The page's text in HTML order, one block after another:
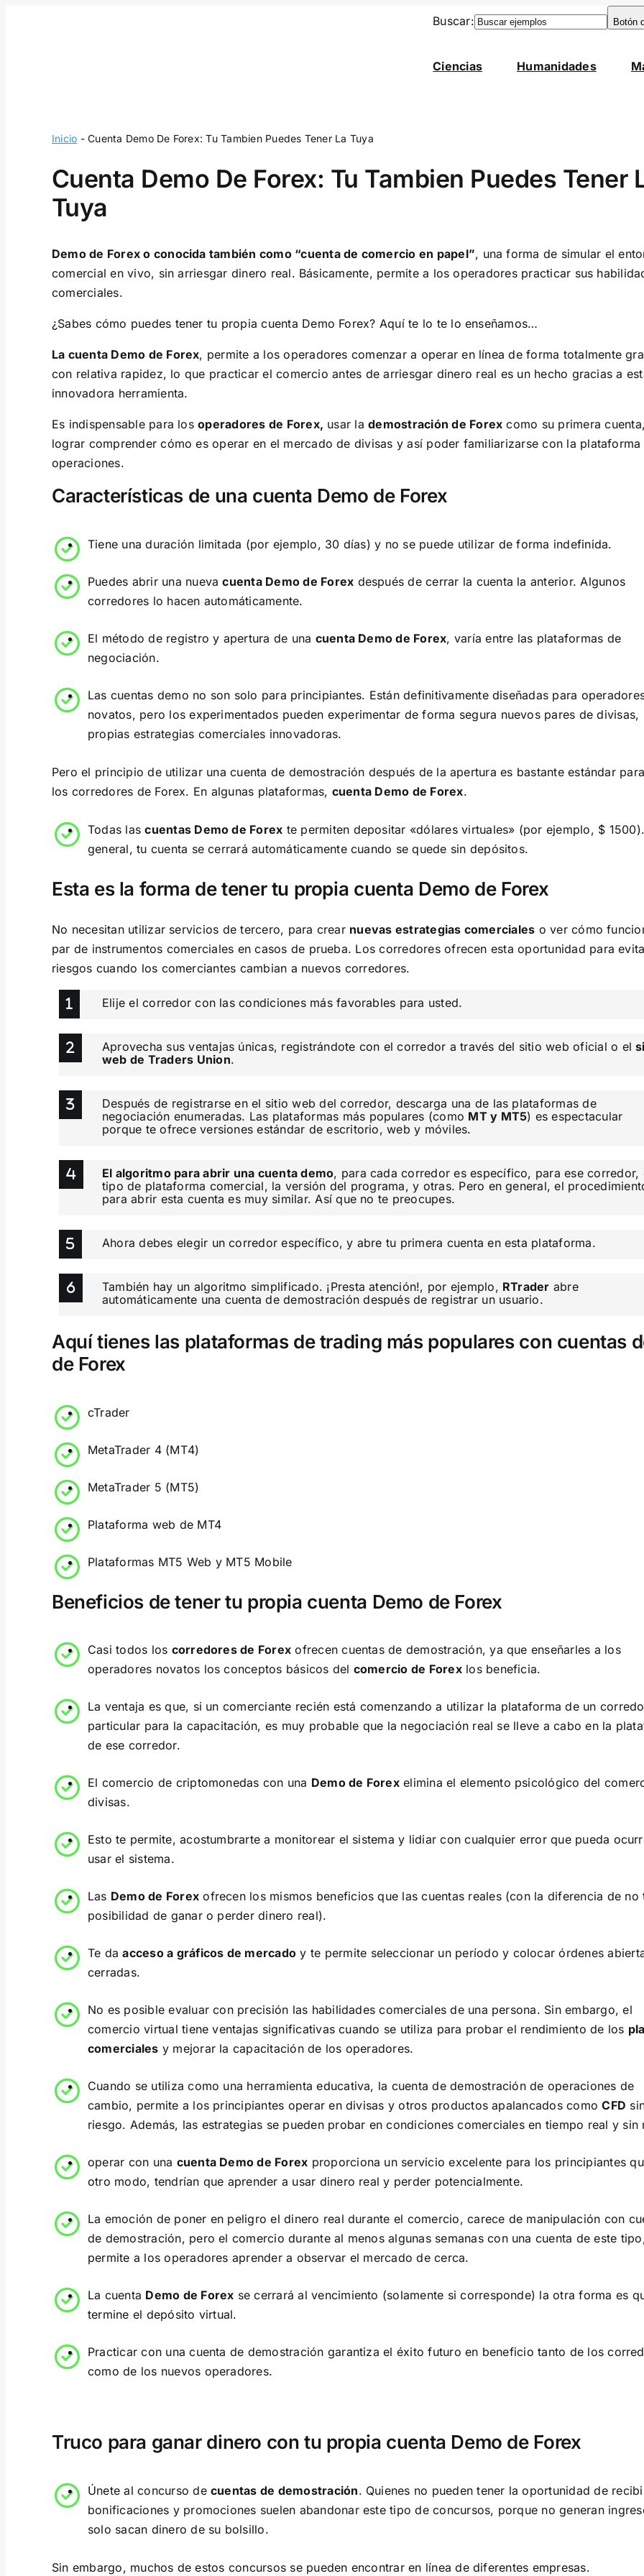
Buscar: Botón
Ciencias Humanidades
Inicio -Cuenta Demo De Forex: Tu Tambien Puedes Tener La Tuya
Cuenta Demo De Forex: Tu Tambien Puedes Tener
Tuya
Demo de Forex o conocida también como “cuenta de comercio en papel”, una forma de simular el
comercial en vivo, sin arriesgar dinero real. Básicamente, permite a los operadores practicar sus
comerciales.
¿Sabes cómo puedes tener tu propia cuenta Demo Forex? Aquí te lo te lo enseñamos…
La cuenta Demo de Forex, permite a los operadores comenzar a operar en línea de forma totalmente
con relativa rapidez, lo que practicar el comercio antes de arriesgar dinero real es un hecho gracias a
innovadora herramienta.
Es indispensable para losoperadores de Forex, usar lademostración de Forex como su primera
lograr comprender cómo es operar en el mercado de divisas y así poder familiarizarse con la plataforma
operaciones.
Características de una cuenta Demo de Forex
Tiene una duración limitada (por ejemplo, 30 días) y no se puede utilizar de forma indefinida.
Puedes abrir una nuevacuenta Demo de Forex después de cerrar la cuenta la anterior. Algunos
corredores lo hacen automáticamente.
El método de registro y apertura de una cuenta Demo de Forex, varía entre las plataformas de
negociación.
Las cuentas demo no son solo para principiantes. Están definitivamente diseñadas para
novatos, pero los experimentados pueden experimentar de forma segura nuevos pares de divisas,
propias estrategias comerciales innovadoras.
Pero el principio de utilizar una cuenta de demostración después de la apertura es bastante estándar
los corredores de Forex. En algunas plataformas, cuenta Demo de Forex.
Todas lascuentas Demo de Forex te permiten depositar «dólares virtuales» (por ejemplo, $
general, tu cuenta se cerrará automáticamente cuando se quede sin depósitos.
Esta es la forma de tener tu propia cuenta Demo de Forex
No necesitan utilizar servicios de tercero, para crear nuevas estrategias comerciales o ver cómo
par de instrumentos comerciales en casos de prueba. Los corredores ofrecen esta oportunidad para
riesgos cuando los comerciantes cambian a nuevos corredores.
Elije el corredor con las condiciones más favorables para usted.
Aprovecha sus ventajas únicas, registrándote con el corredor a través del sitio web oficial o el
web de Traders Union.
Después de registrarse en el sitio web del corredor, descarga una de las plataformas de
negociación enumeradas. Las plataformas más populares (como MT y MT5) es espectacular
porque te ofrece versiones estándar de escritorio, web y móviles.
El algoritmo para abrir una cuenta demo, para cada corredor es específico, para ese corredor,
tipo de plataforma comercial, la versión del programa, y otras. Pero en general, el
para abrir esta cuenta es muy similar. Así que no te preocupes.
Ahora debes elegir un corredor específico, y abre tu primera cuenta en esta plataforma.
También hay un algoritmo simplificado. ¡Presta atención!, por ejemplo, RTrader abre
automáticamente una cuenta de demostración después de registrar un usuario.
Aquí tienes las plataformas de trading más populares con cuentas
de Forex
cTrader
MetaTrader 4 (МТ4)
MetaTrader 5 (МТ5)
Plataforma web de MT4
Plataformas MT5 Web y MT5 Mobile
Beneficios de tener tu propia cuenta Demo de Forex
Casi todos los corredores de Forex ofrecen cuentas de demostración, ya que enseñarles a los
operadores novatos los conceptos básicos del comercio de Forexlos beneficia.
La ventaja es que, si un comerciante recién está comenzando a utilizar la plataforma de un
particular para la capacitación, es muy probable que la negociación real se lleve a cabo en la
de ese corredor.
El comercio de criptomonedas con una Demo de Forexelimina el elemento psicológico del
divisas.
Esto te permite, acostumbrarte a monitorear el sistema y lidiar con cualquier error que pueda
usar el sistema.
Las Demo de Forex ofrecen los mismos beneficios que las cuentas reales (con la diferencia de no
posibilidad de ganar o perder dinero real).
Te daacceso a gráficos de mercado y te permite seleccionar un período y colocar órdenes
cerradas.
No es posible evaluar con precisión las habilidades comerciales de una persona. Sin embargo, el
comercio virtual tiene ventajas significativas cuando se utiliza para probar el rendimiento de los
comerciales y mejorar la capacitación de los operadores.
Cuando se utiliza como una herramienta educativa, la cuenta de demostración de operaciones de
cambio, permite a los principiantes operar en divisas y otros productos apalancados comoCFD
riesgo. Además, las estrategias se pueden probar en condiciones comerciales en tiempo real y sin
operar con una cuenta Demo de Forex proporciona un servicio excelente para los principiantes
otro modo, tendrían que aprender a usar dinero real y perder potencialmente.
La emoción de poner en peligro el dinero real durante el comercio, carece de manipulación con
de demostración, pero el comercio durante al menos algunas semanas con una cuenta de este
permite a los operadores aprender a observar el mercado de cerca.
La cuenta Demo de Forex se cerrará al vencimiento (solamente si corresponde) la otra forma es
termine el depósito virtual.
Practicar con una cuenta de demostración garantiza el éxito futuro en beneficio tanto de los
como de los nuevos operadores.
Truco para ganar dinero con tu propia cuenta Demo de Forex
Únete al concurso de cuentas de demostración. Quienes no pueden tener la oportunidad de
bonificaciones y promociones suelen abandonar este tipo de concursos, porque no generan
solo sacan dinero de su bolsillo.
Sin embargo, muchos de estos concursos se pueden encontrar en línea de diferentes empresas.